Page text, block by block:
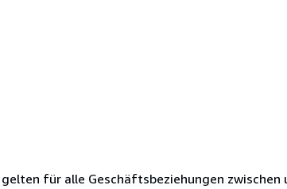
für alle Geschäftsbeziehungen zwischen